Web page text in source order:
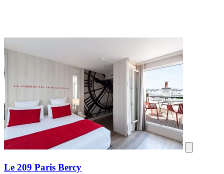
Le 209 Paris Bercy